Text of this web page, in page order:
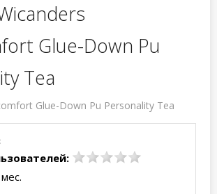
Glue-Down Pu
Tea
Glue-Down Pu Personality Tea